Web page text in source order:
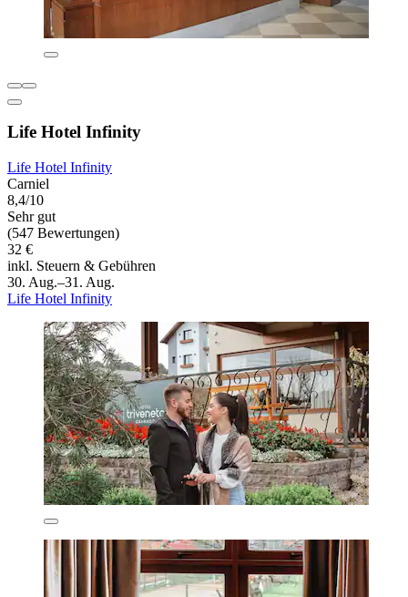
Life Hotel Infinity
Life Hotel Infinity
Carniel
8,4/10
Sehr gut
(547 Bewertungen)
32 €
inkl. Steuern & Gebühren
30. Aug.–31. Aug.
Life Hotel Infinity